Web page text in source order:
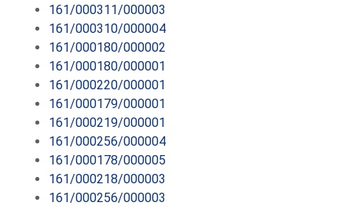
161/000311/000003
161/000310/000004
161/000180/000002
161/000180/000001
161/000220/000001
161/000179/000001
161/000219/000001
161/000256/000004
161/000178/000005
161/000218/000003
161/000256/000003